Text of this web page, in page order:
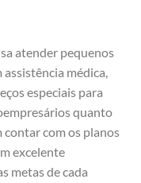
atender pequenos
médica,
especiais para
quanto
contar com os planos
excelente
metas de cada